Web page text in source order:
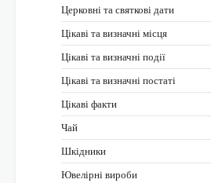
Церковні та святкові дати
Цікаві та визначні місця
Цікаві та визначні події
Цікаві та визначні постаті
Цікаві факти
Чай
Шкідники
Ювелірні вироби